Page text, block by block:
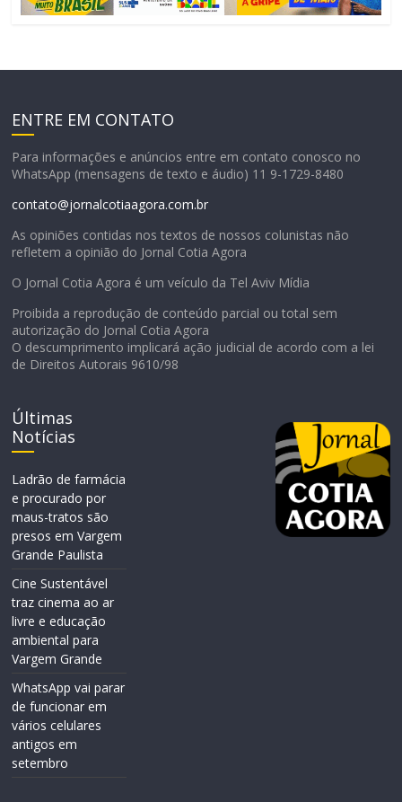
ENTRE EM CONTATO
Para informações e anúncios entre em contato conosco no
WhatsApp (mensagens de texto e áudio) 11 9-1729-8480
contato@jornalcotiaagora.com.br
As opiniões contidas nos textos de nossos colunistas não
refletem a opinião do Jornal Cotia Agora
O Jornal Cotia Agora é um veículo da Tel Aviv Mídia
Proibida a reprodução de conteúdo parcial ou total sem
autorização do Jornal Cotia Agora
O descumprimento implicará ação judicial de acordo com a lei
de Direitos Autorais 9610/98
Últimas
Notícias
Ladrão de farmácia
e procurado por
maus-tratos são
presos em Vargem
Grande Paulista
Cine Sustentável
traz cinema ao ar
livre e educação
ambiental para
Vargem Grande
WhatsApp vai parar
de funcionar em
vários celulares
antigos em
setembro